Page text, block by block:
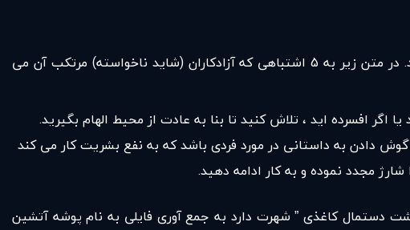
همه انسانها اشتباه می کنند. آزادکاران هم از این قاعده مستثنی نیستند. اما گاهی حتی متوجه اشتباه خود نمی شوید. در متن زیر به 5 اشتباهی که آزادکاران (شاید ناخواسته) مرتکب آن می
افسرده اید ، تلاش کنید تا بنا به عادت از محیط الهام بگیرید.
گوش دادن به داستانی در مورد فردی باشد که به نفع بشریت کار می کند
مجدد نموده و به کار ادامه دهید.
دستمال کاغذی ” شهرت دارد به جمع آوری فایلی به نام پوشه آتشین